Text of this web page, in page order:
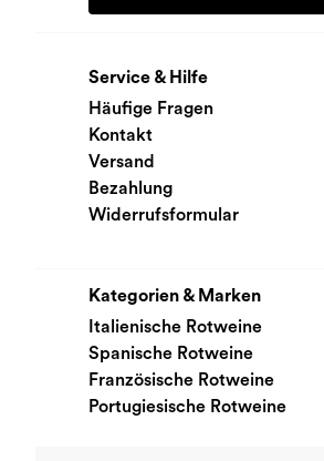
Service & Hilfe
Häufige Fragen
Kontakt
Versand
Bezahlung
Widerrufsformular
Kategorien & Marken
Italienische Rotweine
Spanische Rotweine
Französische Rotweine
Portugiesische Rotweine